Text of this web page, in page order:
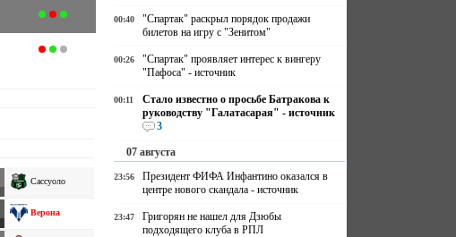
Сассуоло
Верона
00:40
"Спартак" раскрыл порядок продажи
билетов на игру с "Зенитом"
00:26
"Спартак" проявляет интерес к вингеру
"Пафоса" - источник
00:11
Стало известно о просьбе Батракова к
руководству "Галатасарая" - источник
3
07 августа
23:56
Президент ФИФА Инфантино оказался в
центре нового скандала - источник
23:47
Григорян не нашел для Дзюбы
подходящего клуба в РПЛ